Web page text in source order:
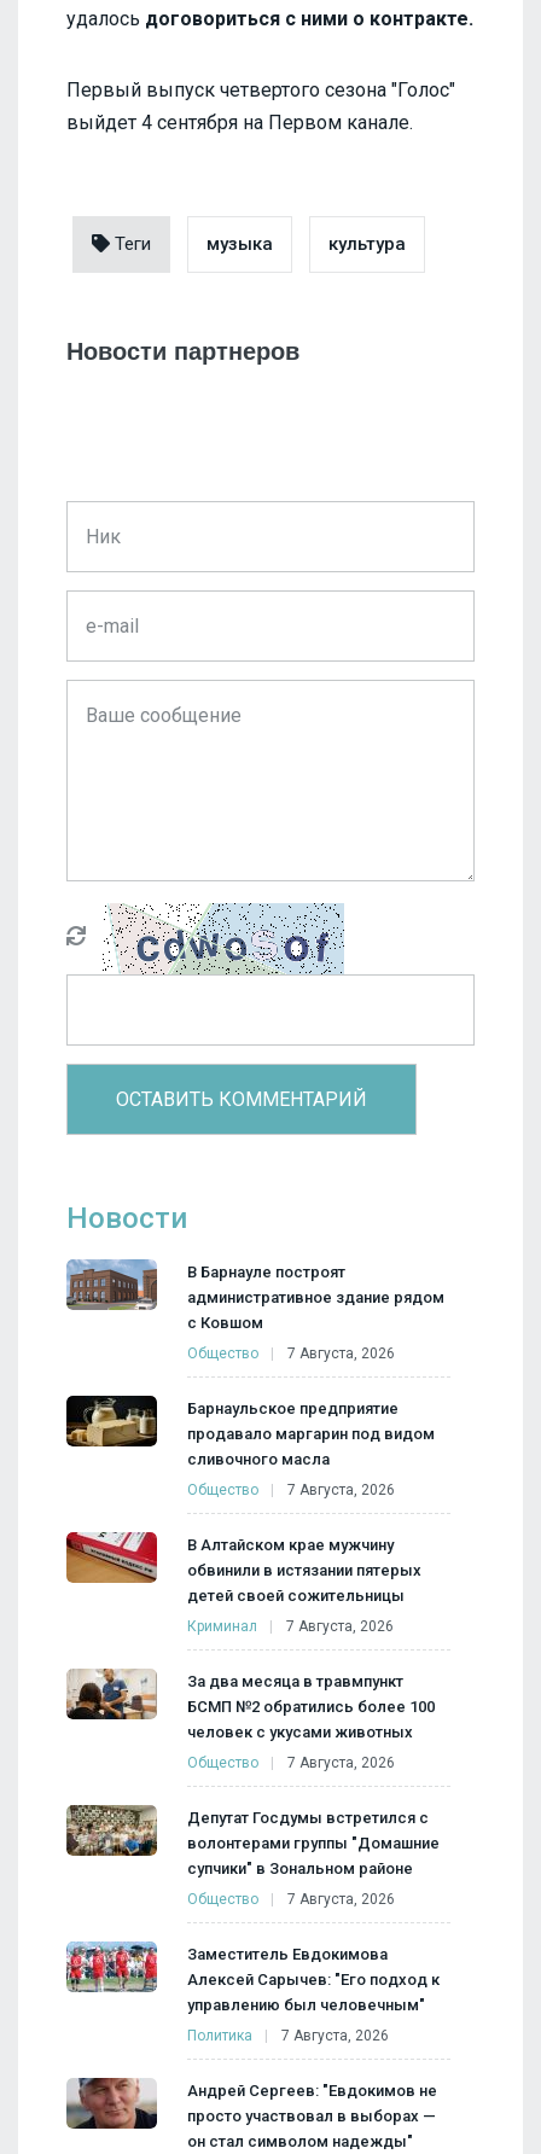
удалось договориться с ними о контракте.
Первый выпуск четвертого сезона "Голос"
выйдет 4 сентября на Первом канале.
Теги музыка культура
Новости партнеров
Новости
В Барнауле построят
административное здание рядом
с Ковшом
Общество 7 Августа, 2026
Барнаульское предприятие
продавало маргарин под видом
сливочного масла
Общество 7 Августа, 2026
В Алтайском крае мужчину
обвинили в истязании пятерых
детей своей сожительницы
Криминал 7 Августа, 2026
За два месяца в травмпункт
БСМП №2 обратились более 100
человек с укусами животных
Общество 7 Августа, 2026
Депутат Госдумы встретился с
волонтерами группы "Домашние
супчики" в Зональном районе
Общество 7 Августа, 2026
Заместитель Евдокимова
Алексей Сарычев: "Его подход к
управлению был человечным"
Политика 7 Августа, 2026
Андрей Сергеев: "Евдокимов не
просто участвовал в выборах —
он стал символом надежды"